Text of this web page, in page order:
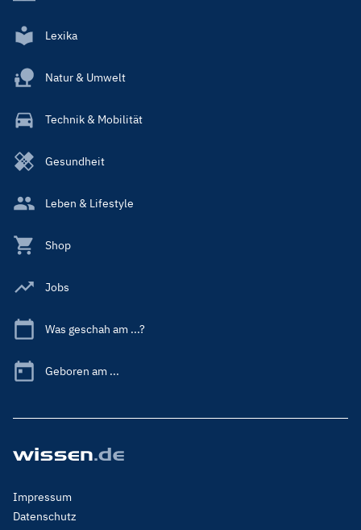
Lexika
Natur & Umwelt
Technik & Mobilität
Gesundheit
Leben & Lifestyle
Shop
Jobs
Was geschah am ...?
Geboren am ...
Footer
Menu
Impressum
Datenschutz